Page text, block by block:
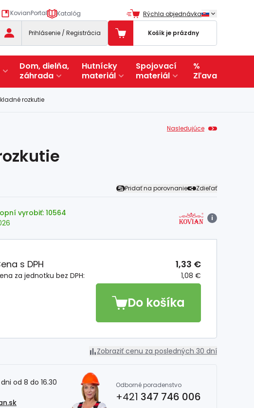
KovianPortal Katalóg Rýchla objednávka
Prihlásenie / Registrácia Košík je prázdny
Dom, dielňa,
záhrada
Hutnícky
materiál
Spojovací
materiál
%
Zľava
rozkutie
Nasledujúce
Pridať na porovnanie Zdieľať
vyrobiť: 10564
i
za jednotku bez DPH: 1,08 €
s DPH 1,33 €
Do košíka
Zobraziť cenu za posledných 30 dní
od 8 do 16.30
Odborné poradenstvo
+421 347 746 006